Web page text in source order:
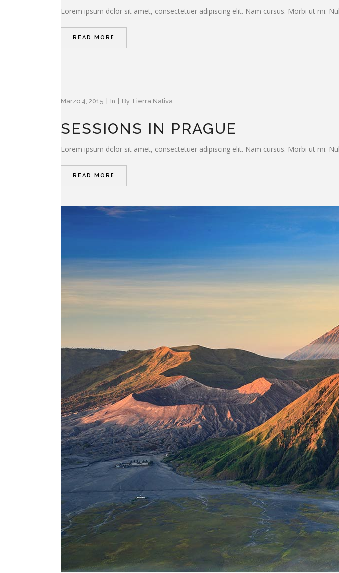
Lorem ipsum dolor sit amet, consectetuer adipiscing elit. Nam cursus. Morbi ut mi.
READ MORE
Marzo 4, 2015 In By Tierra Nativa
SESSIONS IN PRAGUE
Lorem ipsum dolor sit amet, consectetuer adipiscing elit. Nam cursus. Morbi ut mi.
READ MORE